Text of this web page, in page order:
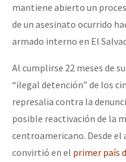
Video
Otras secciones
Semillero Guerra contra la
la naturaleza bajo asedio)
Libros para descargar
Medios Libres
[25 abr – CDMX] Tokín por el
mantiene abierto un
de un asesinato ocurrido
armado interno en El
Al cumplirse 22 meses de
“ilegal detención” de los
represalia contra la
posible reactivación de la
centroamericano. Desde el
convirtió en el primer país